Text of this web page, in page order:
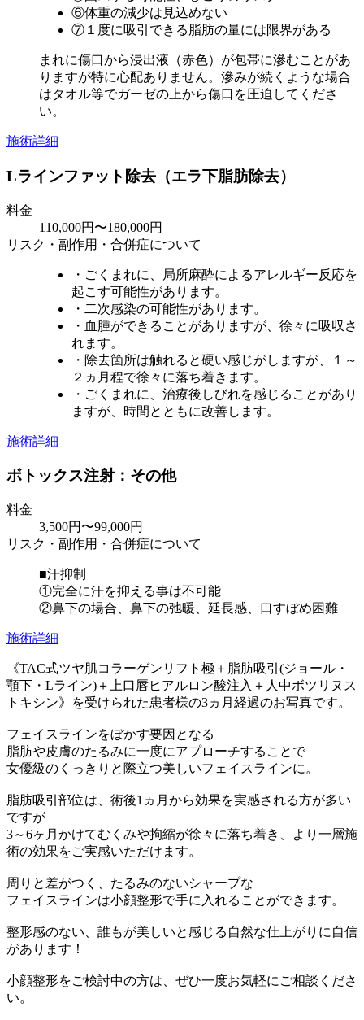
⑥体重の減少は見込めない
⑦１度に吸引できる脂肪の量には限界がある
まれに傷口から浸出液（赤色）が包帯に滲むことがあ
りますが特に心配ありません。滲みが続くような場合
はタオル等でガーゼの上から傷口を圧迫してくださ
い。
施術詳細
Lラインファット除去（エラ下脂肪除去）
料金
110,000円〜180,000円
リスク・副作用・合併症について
・ごくまれに、局所麻酔によるアレルギー反応を
起こす可能性があります。
・二次感染の可能性があります。
・血腫ができることがありますが、徐々に吸収さ
れます。
・除去箇所は触れると硬い感じがしますが、１～
２ヵ月程で徐々に落ち着きます。
・ごくまれに、治療後しびれを感じることがあり
ますが、時間とともに改善します。
施術詳細
ボトックス注射：その他
料金
3,500円〜99,000円
リスク・副作用・合併症について
■汗抑制
①完全に汗を抑える事は不可能
②鼻下の場合、鼻下の弛暖、延長感、口すぼめ困難
施術詳細
《TAC式ツヤ肌コラーゲンリフト極＋脂肪吸引(ジョール・
顎下・Lライン)＋上口唇ヒアルロン酸注入＋人中ボツリヌス
トキシン》を受けられた患者様の3ヵ月経過のお写真です。
フェイスラインをぼかす要因となる
脂肪や皮膚のたるみに一度にアプローチすることで
女優級のくっきりと際立つ美しいフェイスラインに。
脂肪吸引部位は、術後1ヵ月から効果を実感される方が多い
ですが
3～6ヶ月かけてむくみや拘縮が徐々に落ち着き、より一層施
術の効果をご実感いただけます。
周りと差がつく、たるみのないシャープな
フェイスラインは小顔整形で手に入れることができます。
整形感のない、誰もが美しいと感じる自然な仕上がりに自信
があります！
小顔整形をご検討中の方は、ぜひ一度お気軽にご相談くださ
い。